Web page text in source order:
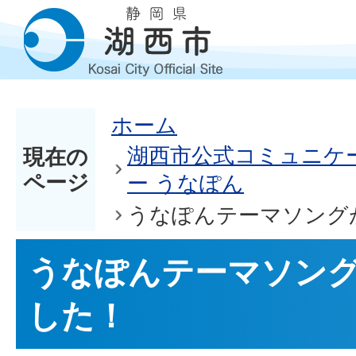
現在の
ページ
ホーム
湖西市公式コミュニ
ー うなぽん
うなぽんテーマソン
うなぽんテーマソン
した！